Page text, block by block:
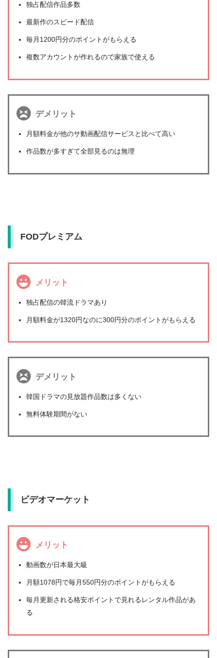
独占配信作品多数
最新作のスピード配信
毎月1200円分のポイントがもらえる
複数アカウントが作れるので家族で使える
デメリット
月額料金が他のサ動画配信サービスと比べて高い
作品数が多すぎて全部見るのは無理
FODプレミアム
メリット
独占配信の韓流ドラマあり
月額料金が1320円なのに300円分のポイントがもらえる
デメリット
韓国ドラマの見放題作品数は多くない
無料体験期間がない
ビデオマーケット
メリット
動画数が日本最大級
月額1078円で毎月550円分のポイントがもらえる
毎月更新される格安ポイントで見れるレンタル作品があ
る